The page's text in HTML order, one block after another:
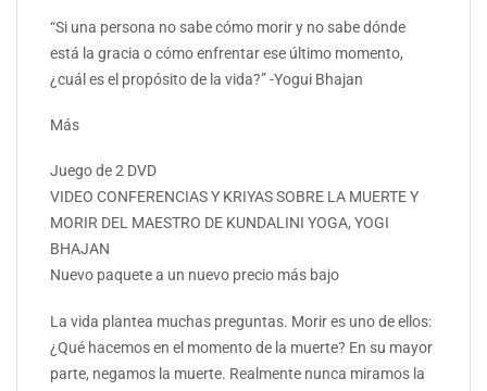
“Si una persona no sabe cómo morir y no sabe dónde
está la gracia o cómo enfrentar ese último momento,
¿cuál es el propósito de la vida?” -Yogui Bhajan
Más
Juego de 2 DVD
VIDEO CONFERENCIAS Y KRIYAS SOBRE LA MUERTE Y
MORIR DEL MAESTRO DE KUNDALINI YOGA, YOGI
BHAJAN
Nuevo paquete a un nuevo precio más bajo
La vida plantea muchas preguntas. Morir es uno de ellos:
¿Qué hacemos en el momento de la muerte? En su mayor
parte, negamos la muerte. Realmente nunca miramos la